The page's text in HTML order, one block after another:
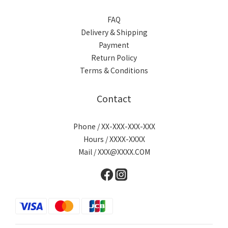
FAQ
Delivery & Shipping
Payment
Return Policy
Terms & Conditions
Contact
Phone / XX-XXX-XXX-XXX
Hours / XXXX-XXXX
Mail / XXX@XXXX.COM